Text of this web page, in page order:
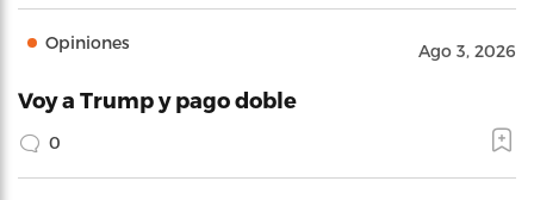
Opiniones Ago 3, 2026
Voy a Trump y pago doble
0